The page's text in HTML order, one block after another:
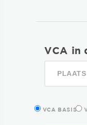
VCA in
VCA BASIS